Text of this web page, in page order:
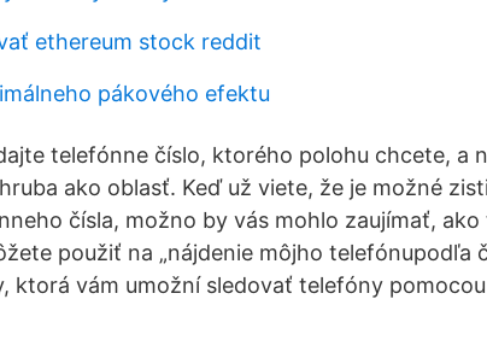
ethereum stock reddit
pákového efektu
telefónne číslo, ktorého polohu chcete, a
ako oblasť. Keď už viete, že je možné
čísla, možno by vás mohlo zaujímať,
použiť na „nájdenie môjho telefónupodľa
ktorá vám umožní sledovať telefóny